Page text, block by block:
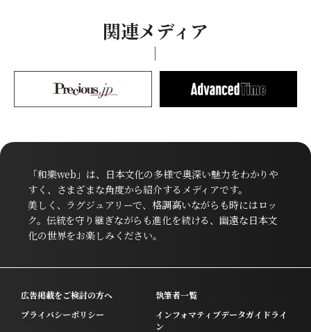
関連メディア
「和樂web」は、日本文化の多様で奥深い魅力をわかりや
すく、さまざまな角度から紹介するメディアです。
美しく、ラグジュアリーで、格調高いながらも時にはロッ
ク。伝統を守り継ぎながらも進化を続ける、幽遠な日本文
化の世界をお楽しみください。
広告掲載をご検討の方へ
執筆者一覧
プライバシーポリシー
インフォマティブデータガイドライ
ン